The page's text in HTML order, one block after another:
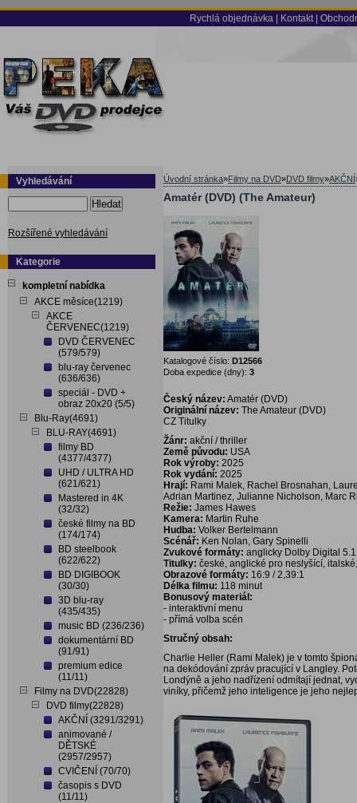
Rychlá objednávka Kontakt
Vyhledávání
Hledat
Rozšířené vyhledávání
Kategorie
kompletní nabídka
AKCE měsíce(1219)
AKCE
ČERVENEC(1219)
DVD ČERVENEC
(579/579)
blu-ray červenec
(636/636)
speciál - DVD +
obraz 20x20 (5/5)
Blu-Ray(4691)
BLU-RAY(4691)
filmy BD
(4377/4377)
UHD / ULTRA HD
(621/621)
Mastered in 4K
(32/32)
české filmy na BD
(174/174)
BD steelbook
(622/622)
BD DIGIBOOK
(30/30)
3D blu-ray
(435/435)
music BD (236/236)
dokumentární BD
(91/91)
premium edice
(11/11)
Filmy na DVD(22828)
DVD filmy(22828)
AKČNÍ (3291/3291)
animované /
DĚTSKÉ
(2957/2957)
CVIČENÍ (70/70)
časopis s DVD
(11/11)
Úvodní stránka»Filmy na DVD»DVD filmy»AKČNÍ
Amatér (DVD) (The Amateur)
Katalogové číslo: D12566
Doba expedice (dny): 3
Český název: Amatér (DVD)
Originální název: The Amateur (DVD)
CZ Titulky
Žánr: akční / thriller
Země původu: USA
Rok výroby: 2025
Rok vydání: 2025
Hrají: Rami Malek, Rachel Brosnahan,
Adrian Martinez, Julianne Nicholson, Marc
Režie: James Hawes
Kamera: Martin Ruhe
Hudba: Volker Bertelmann
Scénář: Ken Nolan, Gary Spinelli
Zvukové formáty: anglicky Dolby Digital
Titulky: české, anglické pro neslyšící,
Obrazové formáty: 16:9 / 2,39:1
Délka filmu: 118 minut
Bonusový materiál:
- interaktivní menu
- přímá volba scén
Stručný obsah:
Charlie Heller (Rami Malek) je v tomto
na dekódování zpráv pracující v Langley.
Londýně a jeho nadřízení odmítají jednat,
viníky, přičemž jeho inteligence je jeho